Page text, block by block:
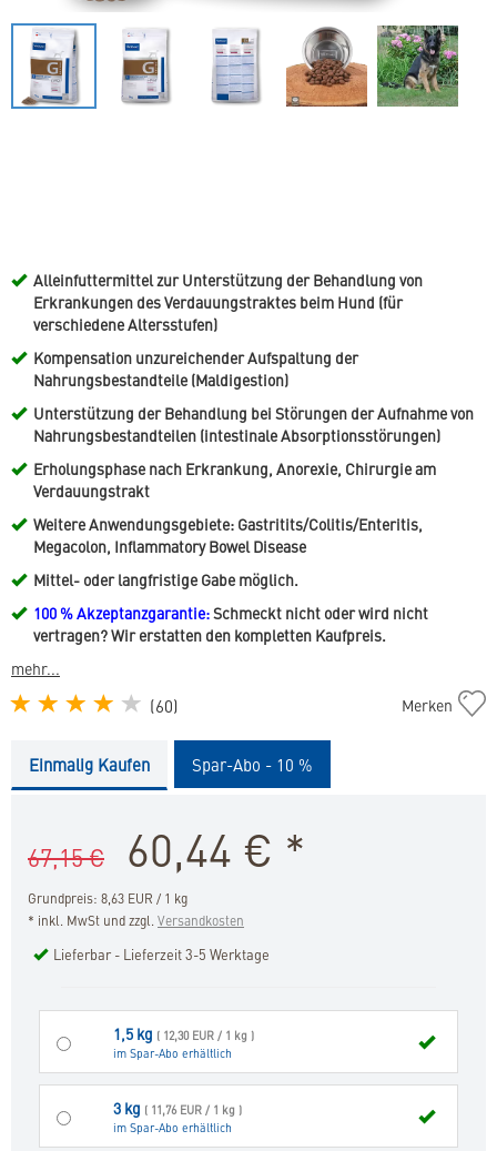
Alleinfuttermittel zur Unterstützung der Behandlung von
Erkrankungen des Verdauungstraktes beim Hund (für
verschiedene Altersstufen)
Kompensation unzureichender Aufspaltung der
Nahrungsbestandteile (Maldigestion)
Unterstützung der Behandlung bei Störungen der Aufnahme von
Nahrungsbestandteilen (intestinale Absorptionsstörungen)
Erholungsphase nach Erkrankung, Anorexie, Chirurgie am
Verdauungstrakt
Weitere Anwendungsgebiete: Gastritits/Colitis/Enteritis,
Megacolon, Inflammatory Bowel Disease
Mittel- oder langfristige Gabe möglich.
100 % Akzeptanzgarantie:Schmeckt nicht oder wird nicht
vertragen? Wir erstatten den kompletten Kaufpreis.
mehr...
(60)
Dog
Merken
Einmalig Kaufen Spar-Abo - 10 %
67,15 € 60,44 € *
Grundpreis: 8,63 EUR / 1 kg
* inkl. MwSt und zzgl.Versandkosten
Lieferbar - Lieferzeit 3-5 Werktage
1,5 kg ( 12,30 EUR / 1 kg )
im Spar-Abo erhältlich
3 kg ( 11,76 EUR / 1 kg )
im Spar-Abo erhältlich